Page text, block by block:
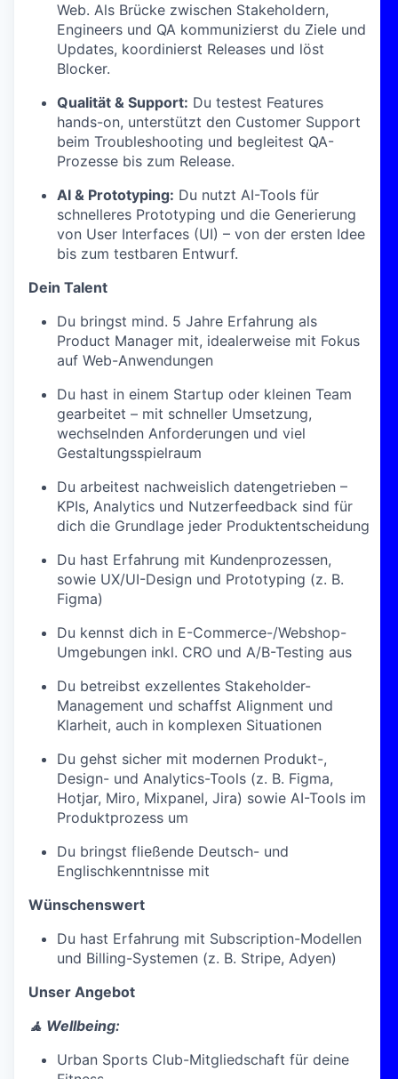
Web. Als Brücke zwischen Stakeholdern,
Engineers und QA kommunizierst du Ziele und
Updates, koordinierst Releases und löst
Blocker.
Qualität & Support: Du testest Features
hands-on, unterstützt den Customer Support
beim Troubleshooting und begleitest QA-
Prozesse bis zum Release.
AI & Prototyping: Du nutzt AI-Tools für
schnelleres Prototyping und die Generierung
von User Interfaces (UI) – von der ersten Idee
bis zum testbaren Entwurf.
Dein Talent
Du bringst mind. 5 Jahre Erfahrung als
Product Manager mit, idealerweise mit Fokus
auf Web-Anwendungen
Du hast in einem Startup oder kleinen Team
gearbeitet – mit schneller Umsetzung,
wechselnden Anforderungen und viel
Gestaltungsspielraum
Du arbeitest nachweislich datengetrieben –
KPIs, Analytics und Nutzerfeedback sind für
dich die Grundlage jeder Produktentscheidung
Du hast Erfahrung mit Kundenprozessen,
sowie UX/UI-Design und Prototyping (z. B.
Figma)
Du kennst dich in E-Commerce-/Webshop-
Umgebungen inkl. CRO und A/B-Testing aus
Du betreibst exzellentes Stakeholder-
Management und schaffst Alignment und
Klarheit, auch in komplexen Situationen
Du gehst sicher mit modernen Produkt-,
Design- und Analytics-Tools (z. B. Figma,
Hotjar, Miro, Mixpanel, Jira) sowie AI-Tools im
Produktprozess um
Du bringst fließende Deutsch- und
Englischkenntnisse mit
Wünschenswert
Du hast Erfahrung mit Subscription-Modellen
und Billing-Systemen (z. B. Stripe, Adyen)
Unser Angebot
🧘 Wellbeing:
Urban Sports Club-Mitgliedschaft für deine